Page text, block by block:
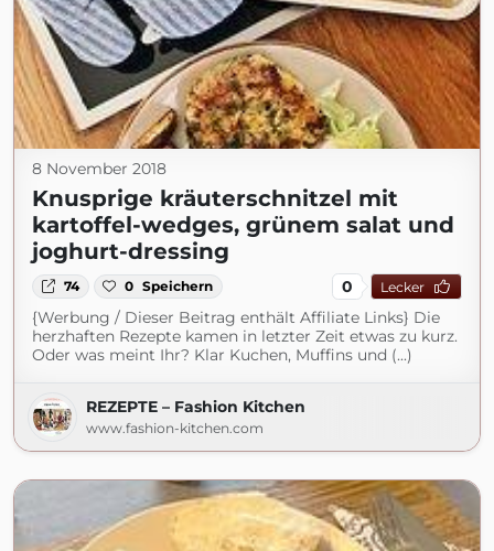
8 November 2018
Knusprige kräuterschnitzel mit
kartoffel-wedges, grünem salat und
joghurt-dressing
74 0 Speichern 0 Lecker
{Werbung / Dieser Beitrag enthält Affiliate Links} Die
herzhaften Rezepte kamen in letzter Zeit etwas zu kurz.
Oder was meint Ihr? Klar Kuchen, Muffins und (...)
REZEPTE – Fashion Kitchen
www.fashion-kitchen.com